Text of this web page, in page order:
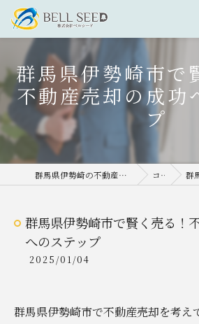
群馬県伊勢崎市で
不動産売却の成功
プ
群馬県伊勢崎の不動産売却なら株式会社ベルシード コラム 群馬県
群馬県伊勢崎市で賢く売る！
へのステップ
2025/01/04
群馬県伊勢崎市で不動産売却を考え